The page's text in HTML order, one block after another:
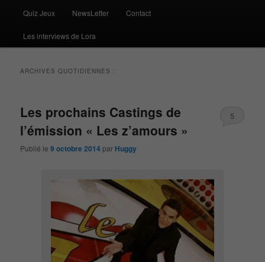
Quiz Jeux NewsLetter Contact
Les interviews de Lora
ARCHIVES QUOTIDIENNES :
Les prochains Castings de
l’émission « Les z’amours »
Publié le9 octobre 2014 par Huggy
5